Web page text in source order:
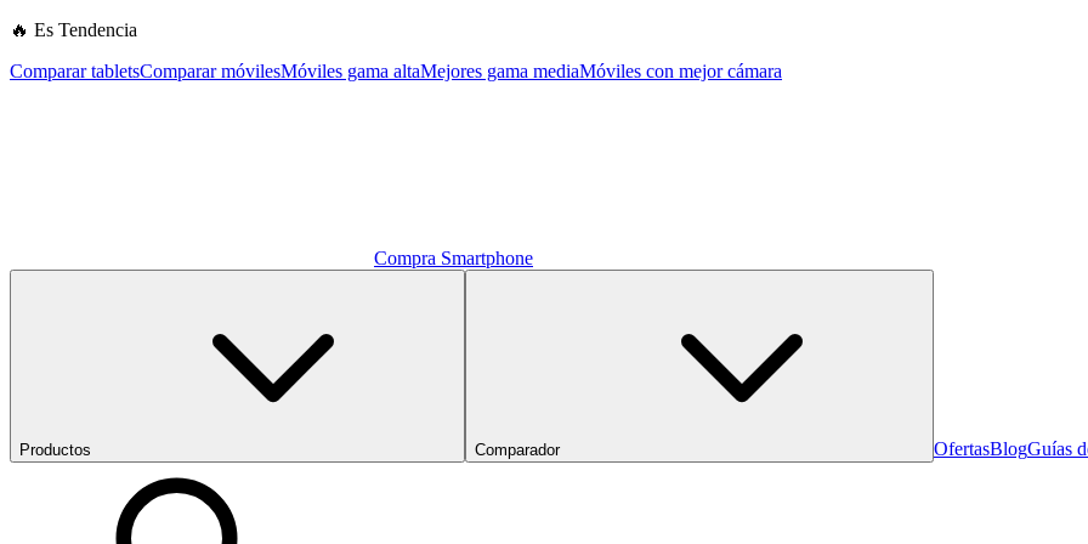
🔥 Es Tendencia
Comparar tabletsComparar móvilesMóviles gama altaMejores gama mediaMóviles con mejor cámara
Compra Smartphone
Productos Comparador OfertasBlogGuías